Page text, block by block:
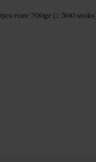
roze 700gr (± 500